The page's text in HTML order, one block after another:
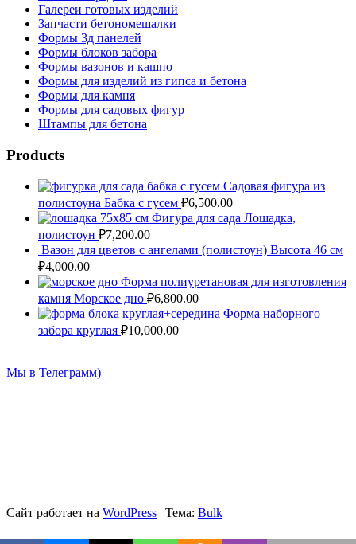
Комментарий*
Имя*
Email*
Галереи готовых изделий
Запчасти бетономешалки
Формы 3д панелей
Формы блоков забора
Формы вазонов и кашпо
Формы для изделий из гипса и бетона
Формы для камня
Формы для садовых фигур
Штампы для бетона
Products
Садовая фигура из
полистоуна Бабка с гусем ₽6,500.00
Фигура для сада Лошадка,
полистоун ₽7,200.00
Вазон для цветов с ангелами (полистоун) Высота 46 см
₽4,000.00
Форма полиуретановая для изготовления
камня Морское дно ₽6,800.00
Форма наборного
забора круглая ₽10,000.00
Мы в Телеграмм)
Сайт работает на WordPress | Тема: Bulk